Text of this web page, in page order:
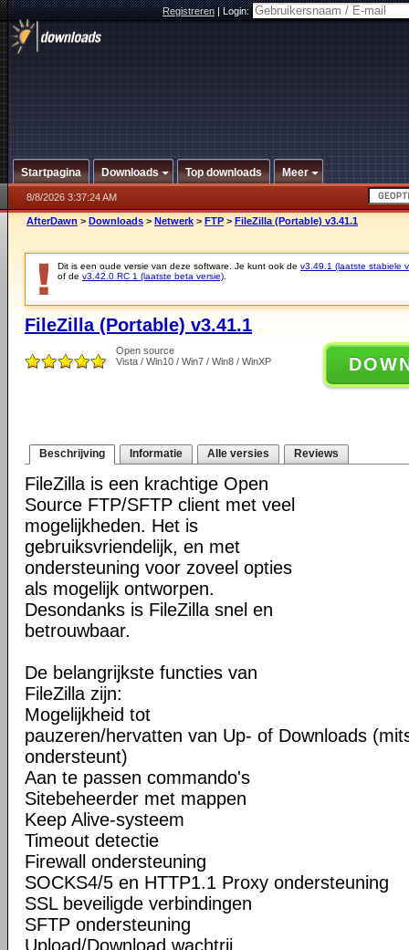
Registreren|Login:
Startpagina Downloads Top downloads Meer
8/8/2026 3:37:24 AM
AfterDawn > Downloads > Netwerk > FTP > FileZilla (Portable) v3.41.1
Dit is een oude versie van deze software. Je kunt ook de v3.49.1 (laatste stabiele
of de v3.42.0 RC 1 (laatste beta versie)
FileZilla (Portable) v3.41.1
Open source
Vista / Win10 / Win7 / Win8 / WinXP
Beschrijving Informatie Alle versies Reviews
FileZilla is een krachtige Open
Source FTP/SFTP client met veel
mogelijkheden. Het is
gebruiksvriendelijk, en met
ondersteuning voor zoveel opties
als mogelijk ontworpen.
Desondanks is FileZilla snel en
betrouwbaar.
De belangrijkste functies van
FileZilla zijn:
Mogelijkheid tot
pauzeren/hervatten van Up- of Downloads
ondersteunt)
Aan te passen commando's
Sitebeheerder met mappen
Keep Alive-systeem
Timeout detectie
Firewall ondersteuning
SOCKS4/5 en HTTP1.1 Proxy ondersteuning
SSL beveiligde verbindingen
SFTP ondersteuning
Upload/Download wachtrij